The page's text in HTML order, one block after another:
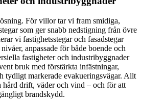
För villor tar vi fram smidiga,
som ger snabb nedstigning från övre
vi fastighetsstegar och fasadstegar
anpassade för både boende och
fastigheter och industribyggnader
bruk med förstärkta infästningar,
tydligt markerade evakueringsvägar. Allt
hård drift, väder och vind – och för att
brandskydd.